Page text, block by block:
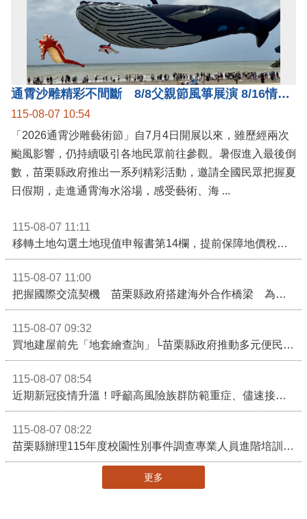
通霄沙雕精彩不間斷 8/8父親節風箏展演 8/16情人節66對浪漫挑戰送好禮
115-08-07 10:54
「2026通霄沙雕藝術節」自7月4日開展以來，雖歷經兩次
颱風影響，仍持續吸引各地民眾前往參觀。暑假進入最後倒
數，苗栗縣政府推出一系列精彩活動，邀請全國民眾把握夏
115-08-07 11:11
115-08-07 11:00
115-08-07 09:32
115-08-07 08:54
115-08-07 08:22
更多